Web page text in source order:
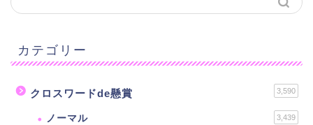
カテゴリー
クロスワードde懸賞 3,590
ノーマル 3,439